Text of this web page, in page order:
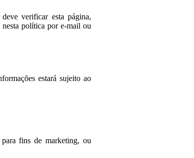
verificar esta página,
nesta política por e-mail ou
estará sujeito ao
para fins de marketing, ou